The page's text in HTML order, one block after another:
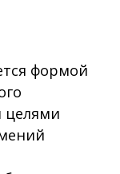
формой
целями